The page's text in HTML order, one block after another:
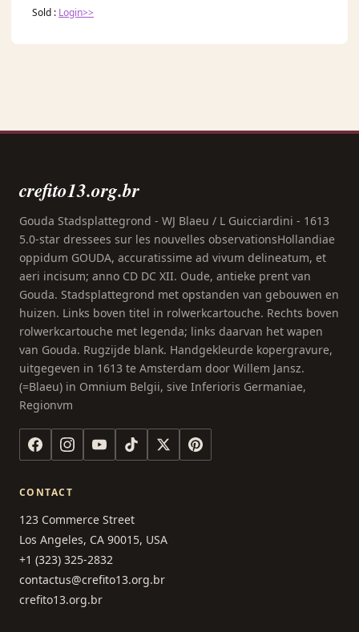
Sold : Login>>
crefito13.org.br
Gouda Stadsplattegrond - WJ Blaeu / L Guicciardini - 1613
5.0-star dressees sur les nouvelles observationsHollandiae
oppidum GOUDA, accuratissime ad vivum delineatum, et
aeri incisum; anno CD DC XII. Oude, antieke prent van
Gouda. Stadsplattegrond met opstanden van gebouwen en
huizen. Links boven titel in rolwerkcartouche. Rechts boven
rolwerkcartouche met legenda; links daarvan het wapen
van Gouda. Rugzijde blank. Handgekleurde kopergravure,
uitgegeven in 1613 te Amsterdam door Willem Jansz.
(=Blaeu) in Omnium Belgii, sive Inferioris Germaniae,
Regionvm
CONTACT
123 Commerce Street
Los Angeles, CA 90015, USA
+1 (323) 325-2832
contactus@crefito13.org.br
crefito13.org.br